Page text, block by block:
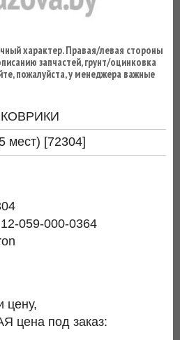
характер. Правая/левая стороны
запчастей, грунт/оцинковка
пожалуйста, у менеджера важные
мест) [72304]
12-059-000-0364
цену,
под заказ: